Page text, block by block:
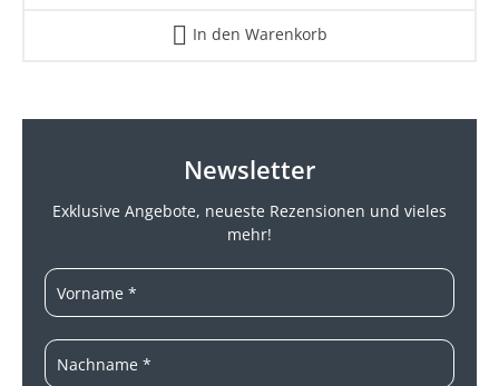
In den Warenkorb
Newsletter
Exklusive Angebote, neueste Rezensionen und vieles
mehr!